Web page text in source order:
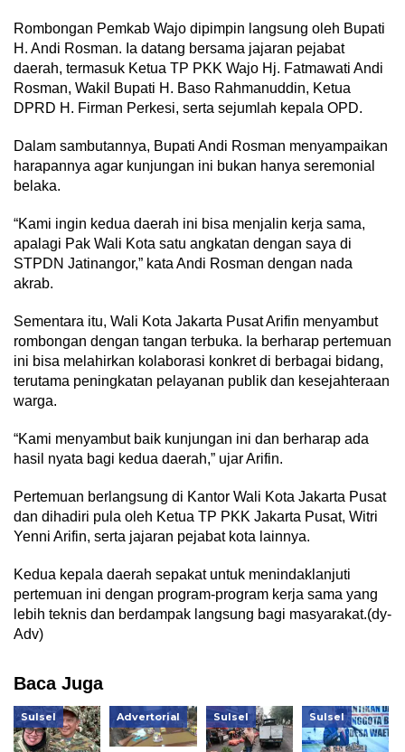
Rombongan Pemkab Wajo dipimpin langsung oleh Bupati
H. Andi Rosman. Ia datang bersama jajaran pejabat
daerah, termasuk Ketua TP PKK Wajo Hj. Fatmawati Andi
Rosman, Wakil Bupati H. Baso Rahmanuddin, Ketua
DPRD H. Firman Perkesi, serta sejumlah kepala OPD.
Dalam sambutannya, Bupati Andi Rosman menyampaikan
harapannya agar kunjungan ini bukan hanya seremonial
belaka.
“Kami ingin kedua daerah ini bisa menjalin kerja sama,
apalagi Pak Wali Kota satu angkatan dengan saya di
STPDN Jatinangor,” kata Andi Rosman dengan nada
akrab.
Sementara itu, Wali Kota Jakarta Pusat Arifin menyambut
rombongan dengan tangan terbuka. Ia berharap pertemuan
ini bisa melahirkan kolaborasi konkret di berbagai bidang,
terutama peningkatan pelayanan publik dan kesejahteraan
warga.
“Kami menyambut baik kunjungan ini dan berharap ada
hasil nyata bagi kedua daerah,” ujar Arifin.
Pertemuan berlangsung di Kantor Wali Kota Jakarta Pusat
dan dihadiri pula oleh Ketua TP PKK Jakarta Pusat, Witri
Yenni Arifin, serta jajaran pejabat kota lainnya.
Kedua kepala daerah sepakat untuk menindaklanjuti
pertemuan ini dengan program-program kerja sama yang
lebih teknis dan berdampak langsung bagi masyarakat.(dy-
Adv)
Baca Juga
Sulsel Advertorial Sulsel Sulsel